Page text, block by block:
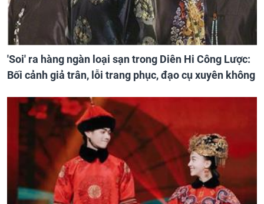
'Soi' ra hàng ngàn loại sạn trong Diên Hi Công Lược:
Bối cảnh giả trân, lỗi trang phục, đạo cụ xuyên không